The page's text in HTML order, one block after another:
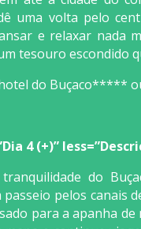
dê uma volta pelo
e relaxar nada
tesouro escondido
do Buçaco*****
4 (+)”
do
pelos canais
para a apanha